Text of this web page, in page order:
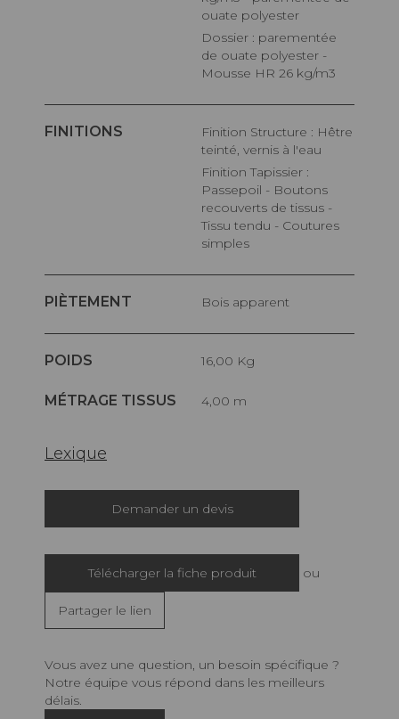
ouate polyester
Dossier : parementée
de ouate polyester -
Mousse HR 26 kg/m3
FINITIONS
Finition Structure : Hêtre
teinté, vernis à l'eau
Finition Tapissier :
Passepoil - Boutons
recouverts de tissus -
Tissu tendu - Coutures
simples
PIÈTEMENT Bois apparent
POIDS 16,00 Kg
MÉTRAGE TISSUS 4,00 m
Lexique
Demander un devis
Télécharger la fiche produit ou
Partager le lien
Vous avez une question, un besoin spécifique ?
Notre équipe vous répond dans les meilleurs
délais.